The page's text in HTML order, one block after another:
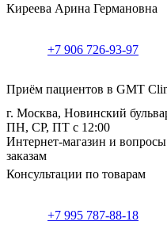
Киреева Арина Германовна
+7 906 726-93-97
Приём пациентов в GMT
г. Москва, Новинский
ПН, СР, ПТ с 12:00
Интернет-магазин и
заказам
Консультации по товарам
+7 995 787-88-18